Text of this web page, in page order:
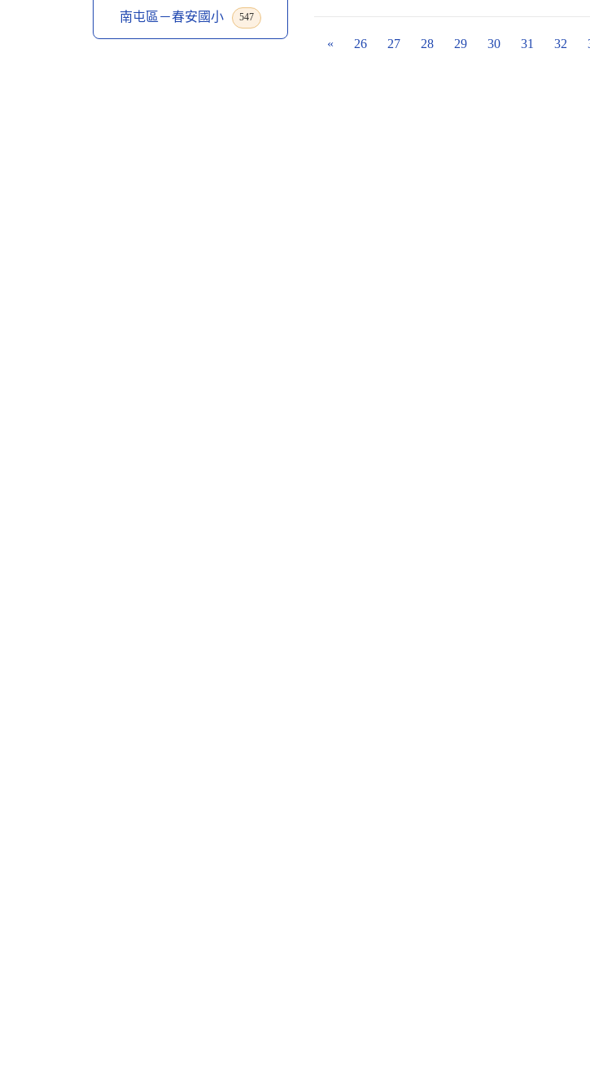
南屯區－春安國小 547
安心學習。
並讓有限資源發揮最大效益。 頂樓
« 26 27 28 29 30 31 32